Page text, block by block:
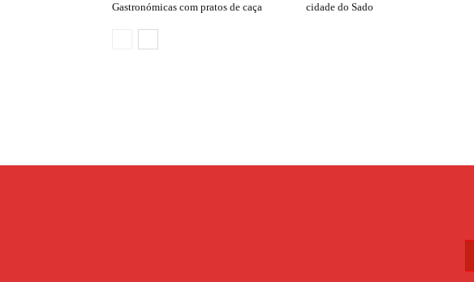
Gastronómicas com pratos de caça
cidade do Sado